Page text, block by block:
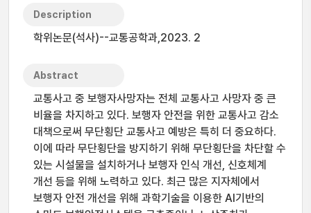
Description
학위논문(석사)--교통공학과,2023. 2
Abstract
교통사고 중 보행자사망자는 전체 교통사고 사망자 중 큰
비율을 차지하고 있다. 보행자 안전을 위한 교통사고 감소
대책으로써 무단횡단 교통사고 예방은 특히 더 중요하다.
이에 따라 무단횡단을 방지하기 위해 무단횡단을 차단할 수
있는 시설물을 설치하거나 보행자 인식 개선, 신호체계
개선 등을 위해 노력하고 있다. 최근 많은 지자체에서
보행자 안전 개선을 위해 과학기술을 이용한 AI기반의